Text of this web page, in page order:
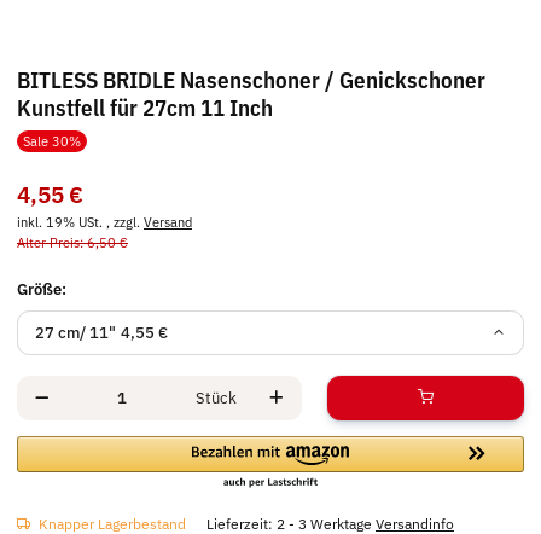
BITLESS BRIDLE Nasenschoner / Genickschoner
Kunstfell für 27cm 11 Inch
Sale 30%
4,55 €
inkl. 19% USt. , zzgl. Versand
Alter Preis: 6,50 €
Größe:
27 cm/ 11" 4,55 €
Stück
Knapper Lagerbestand Lieferzeit: 2 - 3 Werktage Versandinfo